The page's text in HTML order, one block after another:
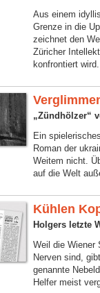
Aus einem
Grenze in die
zeichnet den
Züricher
konfrontiert wird.
„Zündhölzer“
Ein
Roman der
Weitem nicht.
auf die Welt
Kühlen
Holgers letzte
Weil die Wiener
Nerven sind,
genannte
Helfer meist